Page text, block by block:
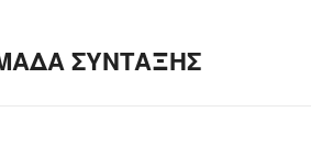
ΣΥΝΤΑΞΗΣ